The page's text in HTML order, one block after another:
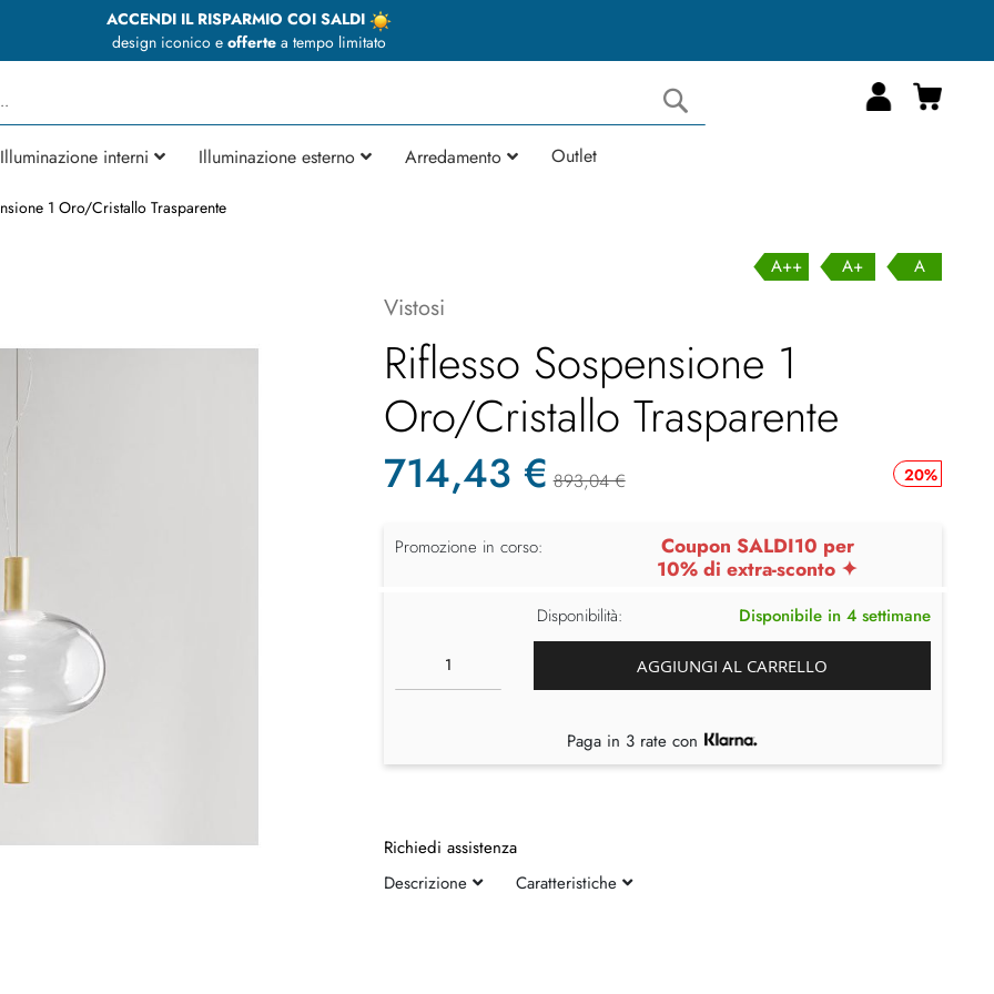
ACCENDI IL RISPARMIO COI SALDI
design iconico e offertea tempo limitato
Cerca
Carrello
Illuminazione interni Illuminazione esterno Arredamento Outlet
1 Oro/Cristallo Trasparente
A++ A+ A
Vistosi
Riflesso Sospensione 1
Oro/Cristallo Trasparente
20%
714,43 € 893,04 €
Promozione in corso:
Coupon SALDI10 per
10% di extra-sconto ✦
Disponibilità: Disponibile in 4 settimane
AGGIUNGI AL CARRELLO
Paga in 3 rate con
Richiedi assistenza
Descrizione
Caratteristiche